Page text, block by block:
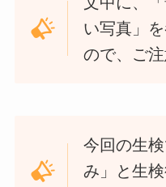
い写真」
ので、ご注
今回の生
み」と生